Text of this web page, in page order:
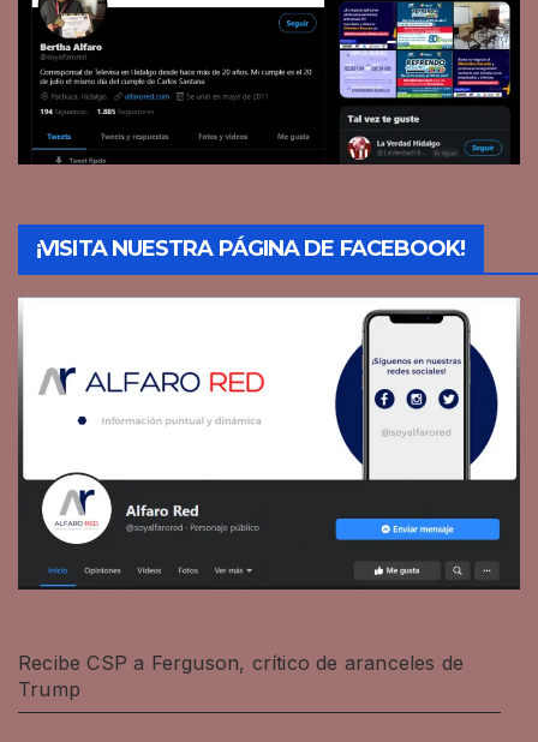
¡VISITA NUESTRA PÁGINA DE FACEBOOK!
Recibe CSP a Ferguson, crítico de aranceles de
Trump